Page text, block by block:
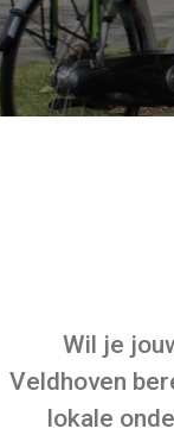
Wil je
Veldhoven
lokale